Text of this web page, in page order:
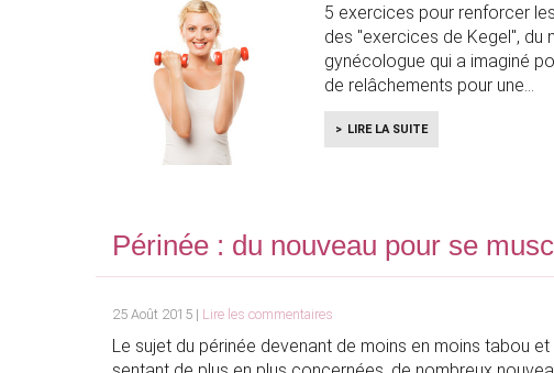
5 exercices pour renforcer
des "exercices de Kegel", du
gynécologue qui a imaginé
de relâchements pour une
LIRE LA SUITE
Périnée : du nouveau pour se
25 Août 2015 | Lire les commentaires
Le sujet du périnée devenant de moins en moins tabou